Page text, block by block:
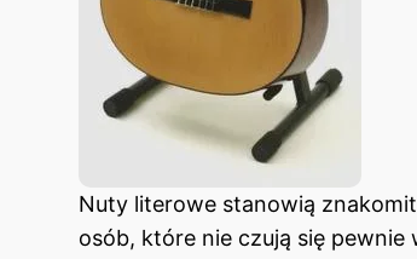
Nuty literowe stanowią
osób, które nie czują się